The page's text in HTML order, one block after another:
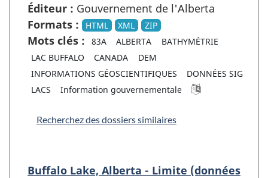
Éditeur : Gouvernement de l'Alberta
Formats :
HTML XML ZIP
Mots clés : 83A ALBERTA
BATHYMÉTRIE
LAC BUFFALO
CANADA
DEM
INFORMATIONS GÉOSCIENTIFIQUES
DONNÉES SIG
LACS
Information gouvernementale
Recherchez des dossiers similaires
Buffalo Lake, Alberta - Limite (données